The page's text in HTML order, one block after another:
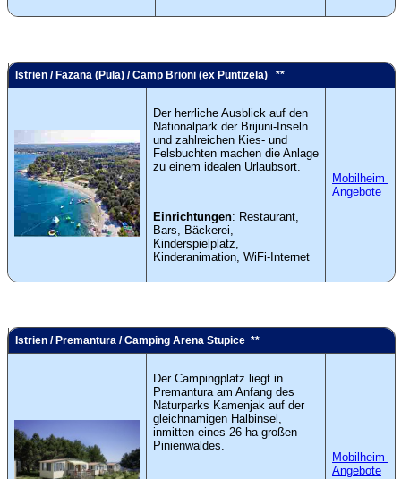
Istrien / Fazana (Pula) / Camp Brioni (ex Puntizela) **
Der herrliche Ausblick auf den
Nationalpark der Brijuni-Inseln
und zahlreichen Kies- und
Felsbuchten machen die Anlage
zu einem idealen Urlaubsort.
Einrichtungen: Restaurant,
Bars, Bäckerei,
Kinderspielplatz,
Kinderanimation, WiFi-Internet
Mobilheim
Angebote
Istrien / Premantura / Camping Arena Stupice **
Der Campingplatz liegt in
Premantura am Anfang des
Naturparks Kamenjak auf der
gleichnamigen Halbinsel,
inmitten eines 26 ha großen
Pinienwaldes.
Mobilheim
Angebote